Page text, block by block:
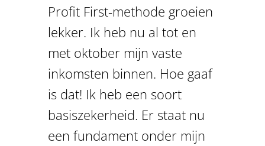
Profit First-methode groeien
lekker. Ik heb nu al tot en
met oktober mijn vaste
inkomsten binnen. Hoe gaaf
is dat! Ik heb een soort
basiszekerheid. Er staat nu
een fundament onder mijn